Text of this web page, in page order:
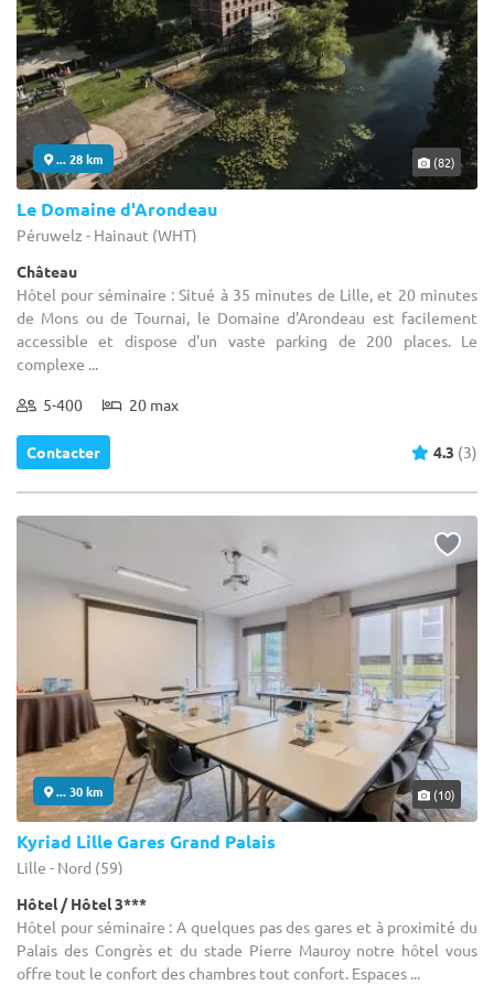
... 28 km (82)
Le Domaine d'Arondeau
Péruwelz - Hainaut (WHT)
Château
Hôtel pour séminaire : Situé à 35 minutes de Lille, et 20 minutes
de Mons ou de Tournai, le Domaine d'Arondeau est facilement
accessible et dispose d'un vaste parking de 200 places. Le
complexe ...
5-400 20 max
Contacter 4.3 (3)
... 30 km (10)
Kyriad Lille Gares Grand Palais
Lille - Nord (59)
Hôtel / Hôtel 3***
Hôtel pour séminaire : A quelques pas des gares et à proximité du
Palais des Congrès et du stade Pierre Mauroy notre hôtel vous
offre tout le confort des chambres tout confort. Espaces ...